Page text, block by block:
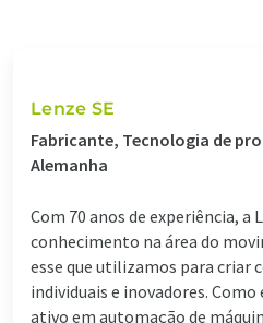
Lenze SE
Fabricante, Tecnologia de
Alemanha
Com 70 anos de experiência, a
conhecimento na área do
esse que utilizamos para criar
individuais e inovadores.
ativo em automação de